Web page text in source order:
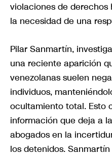
violaciones de derechos
la necesidad de una
Pilar Sanmartín,
una reciente aparición
venezolanas suelen
individuos,
ocultamiento total. Esto
información que deja a
abogados en la
los detenidos.